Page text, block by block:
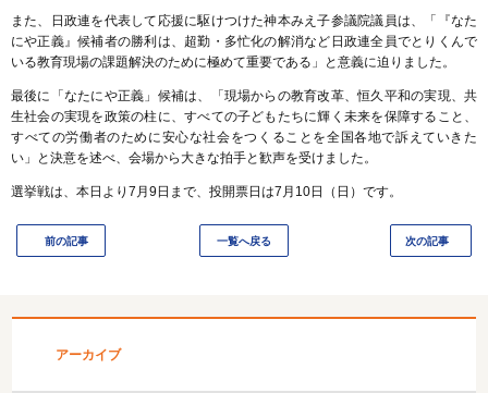
また、日政連を代表して応援に駆けつけた神本みえ子参議院議員は、「『なた
にや正義』候補者の勝利は、超勤・多忙化の解消など日政連全員でとりくんで
いる教育現場の課題解決のために極めて重要である」と意義に迫りました。
最後に「なたにや正義」候補は、「現場からの教育改革、恒久平和の実現、共
生社会の実現を政策の柱に、すべての子どもたちに輝く未来を保障すること、
すべての労働者のために安心な社会をつくることを全国各地で訴えていきた
い」と決意を述べ、会場から大きな拍手と歓声を受けました。
選挙戦は、本日より7月9日まで、投開票日は7月10日（日）です。
前の記事 一覧へ戻る 次の記事
アーカイブ